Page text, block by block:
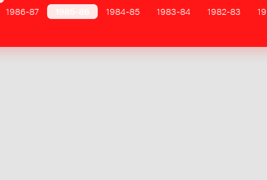
1986-87
1984-85 1983-84 1982-83